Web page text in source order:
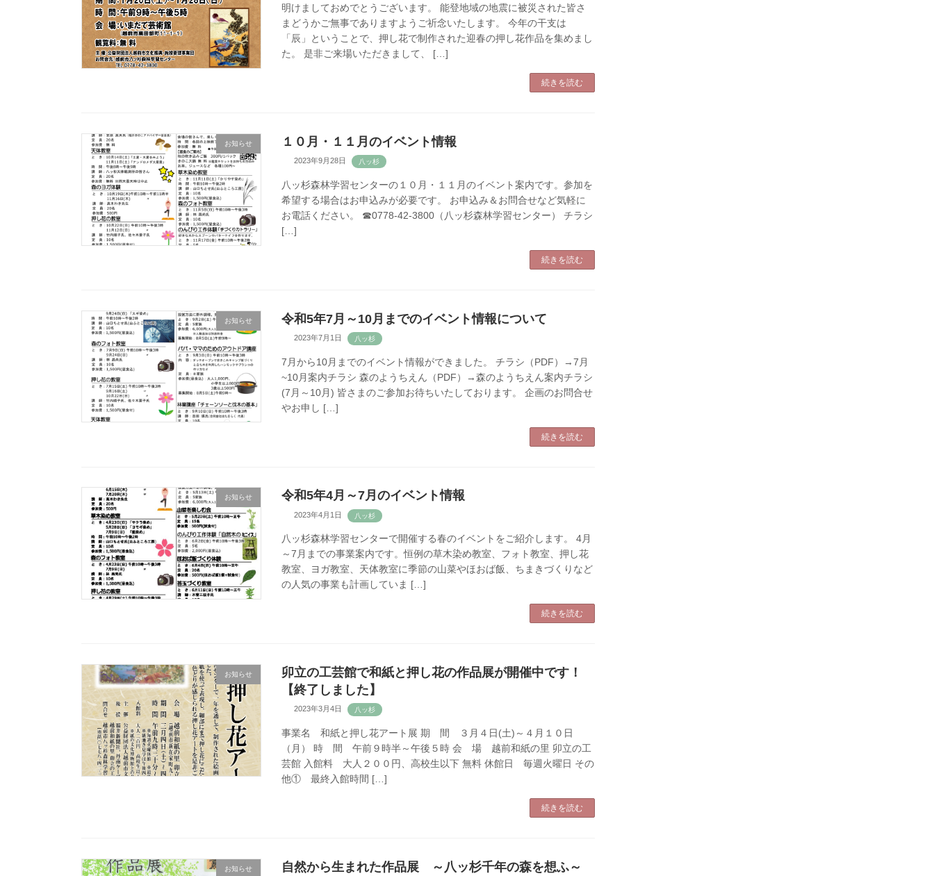
明けましておめでとうございます。 能登地域の地震に被災された皆さ
まどうかご無事でありますようご祈念いたします。 今年の干支は
「辰」ということで、押し花で制作された迎春の押し花作品を集めまし
た。 是非ご来場いただきまして、 […]
続きを読む
お知らせ １０月・１１月のイベント情報
2023年9月28日
八ッ杉森林学習センターの１０月・１１月のイベント案内です。参加を
希望する場合はお申込みが必要です。 お申込み＆お問合せなど気軽に
お電話ください。 ☎0778-42-3800（八ッ杉森林学習センター） チラシ
[…]
続きを読む
お知らせ 令和5年7月～10月までのイベント情報について
2023年7月1日
7月から10月までのイベント情報ができました。 チラシ（PDF）→7月
~10月案内チラシ 森のようちえん（PDF）→森のようちえん案内チラシ
(7月～10月) 皆さまのご参加お待ちいたしております。 企画のお問合せ
やお申し […]
続きを読む
お知らせ 令和5年4月～7月のイベント情報
2023年4月1日
八ッ杉森林学習センターで開催する春のイベントをご紹介します。 4月
～7月までの事業案内です。恒例の草木染め教室、フォト教室、押し花
教室、ヨガ教室、天体教室に季節の山菜やほおば飯、ちまきづくりなど
の人気の事業も計画していま […]
続きを読む
お知らせ
卯立の工芸館で和紙と押し花の作品展が開催中です！
【終了しました】
2023年3月4日
事業名 和紙と押し花アート展 期 間 ３月４日(土)～４月１０日
（月） 時 間 午前９時半～午後５時 会 場 越前和紙の里 卯立の工
芸館 入館料 大人２００円、高校生以下 無料 休館日 毎週火曜日 その
他① 最終入館時間 […]
続きを読む
お知らせ
自然から生まれた作品展 ～八ッ杉千年の森を想ふ～